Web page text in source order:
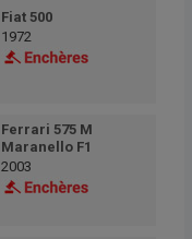
Fiat 500
1972
Ferrari 575 M
Maranello F1
2003